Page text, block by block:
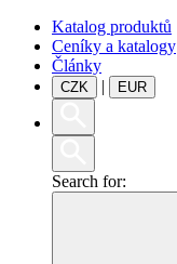
Katalog produktů
Ceníky a katalogy
Články
CZK | EUR
Search for: